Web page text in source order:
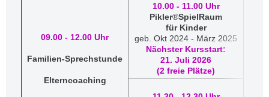
09.00 - 12.00 Uhr
Familien-Sprechstunde
Elterncoaching
10.00 - 11.00 Uhr
Pikler®SpielRaum
für Kinder
geb. Okt 2024 - März 2025
Nächster Kursstart:
21. Juli 2026
​(2 freie Plätze)